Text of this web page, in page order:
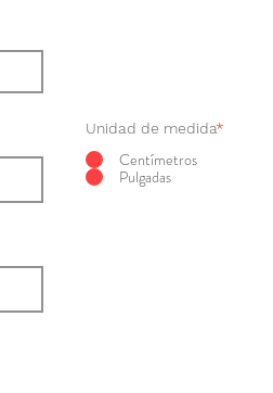
Unidad de medida*
Centímetros
Pulgadas